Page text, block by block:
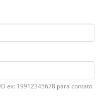
ex: 19912345678 para contato